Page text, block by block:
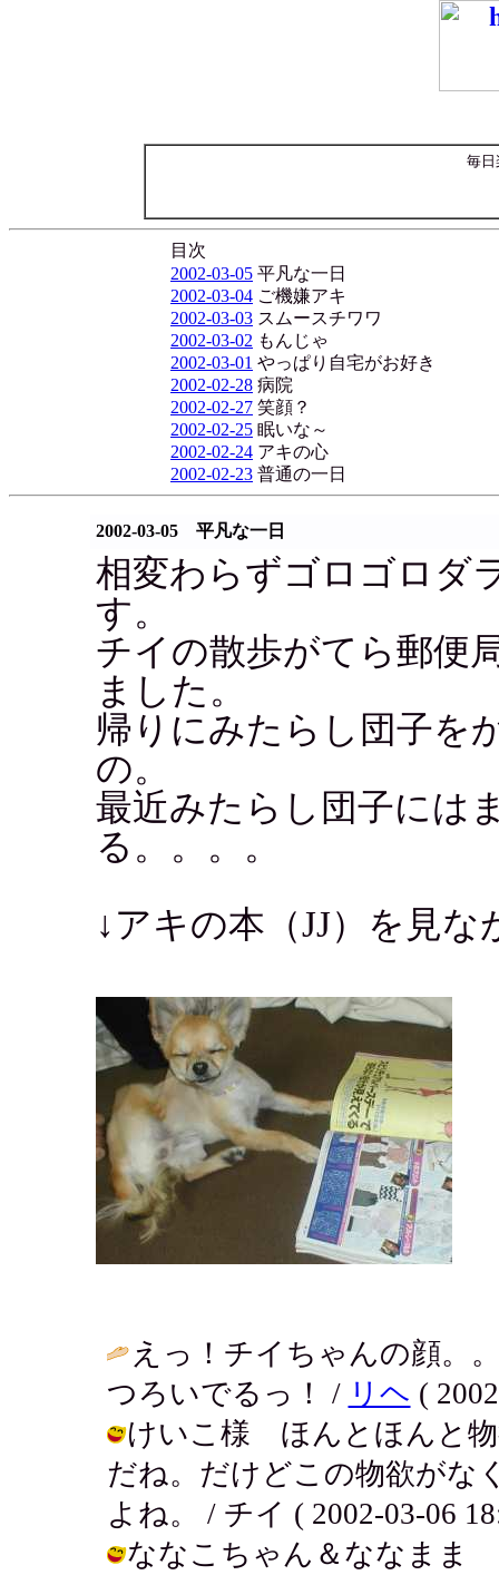
毎日
目次
2002-03-05 平凡な一日
2002-03-04 ご機嫌アキ
2002-03-03 スムースチワワ
2002-03-02 もんじゃ
2002-03-01 やっぱり自宅がお好き
2002-02-28 病院
2002-02-27 笑顔？
2002-02-25 眠いな～
2002-02-24 アキの心
2002-02-23 普通の一日
2002-03-05 平凡な一日
相変わらずゴロゴロダ
す。
チイの散歩がてら郵便
ました。
帰りにみたらし団子を
の。
最近みたらし団子には
る。。。。
↓アキの本（JJ）を見
えっ！チイちゃんの顔。
つろいでるっ！ / リヘ (
けいこ様 ほんとほんと物
だね。だけどこの物欲がな
よね。 / チイ ( 2002-03-06
ななこちゃん＆ななまま